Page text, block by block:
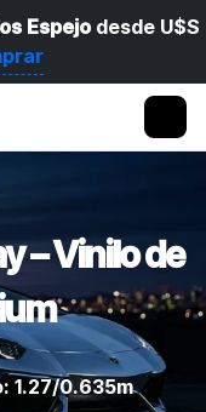
Espejodesde U$S
– Vinilo de
1.27/0.635m